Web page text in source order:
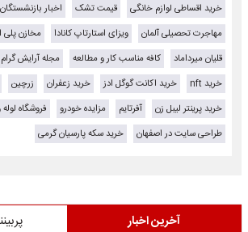
خرید اقساطی لوازم خانگی قیمت تشک
اخبار بازنشستگان
مهاجرت تحصیلی آلمان
ویزای استارتاپ کانادا مخازن پلی
قلیان میرداماد
کافه مناسب کار و مطالعه مجله آرایش گرام
خرید nft
خرید اکانت گوگل ادز خرید زعفران زرچین
خرید پرینتر لیبل زن
آفرتایم مزایده خودرو
فروشگاه
طراحی سایت در اصفهان
خرید سکه پارسیان گرمی
آخرین اخبار